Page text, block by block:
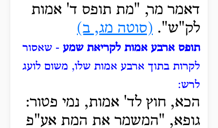
דאמר מר, "מת תופס ד' אמות
לק"ש". (סוטה מג, ב)
תופס ארבע אמות לקריאת שמע - שאסור
לקרות בתוך ארבע אמות שלו, משום לועג
לרש:
הכא, חוץ לד' אמות, נמי פטור:
גופא, "המשמר את המת אע"פ